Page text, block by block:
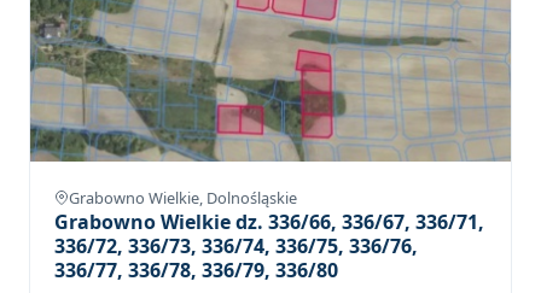
Grabowno Wielkie, Dolnośląskie
Grabowno Wielkie dz. 336/66, 336/67, 336/71,
336/72, 336/73, 336/74, 336/75, 336/76,
336/77, 336/78, 336/79, 336/80